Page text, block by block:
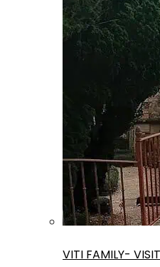
VITI FAMILY-